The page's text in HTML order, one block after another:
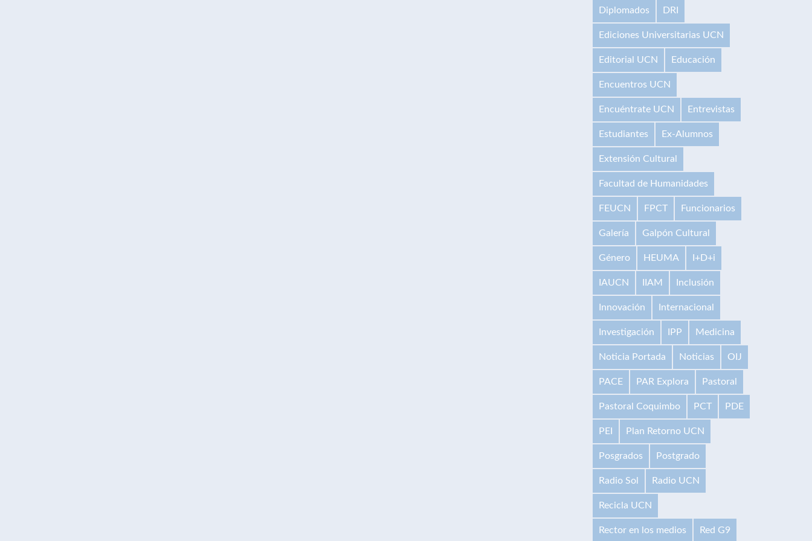
Diplomados DRI
Ediciones Universitarias UCN
Editorial UCN Educación
Encuentros UCN
Encuéntrate UCN Entrevistas
Estudiantes Ex-Alumnos
Extensión Cultural
Facultad de Humanidades
FEUCN FPCT Funcionarios
Galería Galpón Cultural
Género HEUMA I+D+i
IAUCN IIAM Inclusión
Innovación Internacional
Investigación IPP Medicina
Noticia Portada Noticias OIJ
PACE PAR Explora Pastoral
Pastoral Coquimbo PCT PDE
PEI Plan Retorno UCN
Posgrados Postgrado
Radio Sol Radio UCN
Recicla UCN
Rector en los medios Red G9